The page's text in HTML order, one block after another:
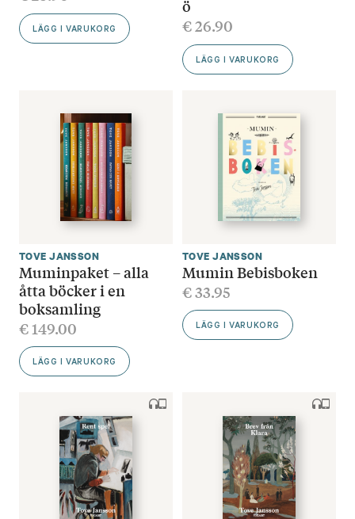
LÄGG I VARUKORG
ö
€26.90
LÄGG I VARUKORG
TOVE JANSSON
Muminpaket – alla
åtta böcker i en
boksamling
€149.00
LÄGG I VARUKORG
TOVE JANSSON
Mumin Bebisboken
€33.95
LÄGG I VARUKORG